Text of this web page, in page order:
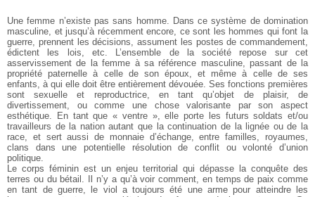
Une femme n’existe pas sans homme. Dans ce système dedomination
masculine, et jusqu’à récemment encore, ce sont les hommes qui font la
guerre, prennent les décisions, assument les postes de commandement,
édictent les lois, etc. L’ensemble de la société repose sur cet
asservissement de la femme à sa référence masculine, passant de la
propriété paternelle à celle de son époux, et même à cellede ses
enfants, à qui elle doit être entièrement dévouée. Ses fonctions premières
sont sexuelle et reproductrice, en tant qu’objet de plaisir,
de
divertissement, ou comme une chose valorisante par son aspect
esthétique. En tant que « ventre », elle porte les futurs soldats et/ou
travailleurs de la nation autant que la continuation de la lignée ou de la
race, et sert aussi de monnaie d’échange, entre familles, royaumes,
clans dans une potentielle résolution de conflit ou volonté d’union
politique.
Le corps féminin est un enjeu territorial qui dépasse la conquête des
terres ou du bétail. Il n’y a qu’à voir comment, en temps de paix comme
en tant de guerre, le viol a toujours été une arme pour atteindre les